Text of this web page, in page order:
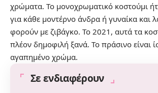
χρώματα. Το μονοχρωματικό κοστούμι
για κάθε μοντέρνο άνδρα ή γυναίκα και
φορούν με ζιβάγκο. Το 2021, αυτά τα
πλέον δημοφιλή ξανά. Το πράσινο είναι
αγαπημένο χρώμα.
Σε ενδιαφέρουν